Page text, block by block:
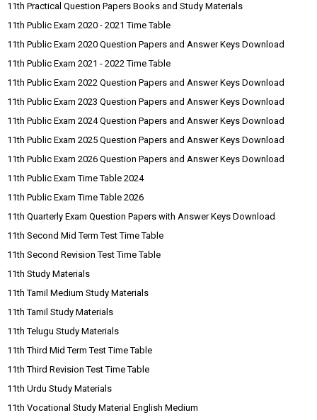
11th Practical Question Papers Books and Study Materials
11th Public Exam 2020 - 2021 Time Table
11th Public Exam 2020 Question Papers and Answer Keys Download
11th Public Exam 2021 - 2022 Time Table
11th Public Exam 2022 Question Papers and Answer Keys Download
11th Public Exam 2023 Question Papers and Answer Keys Download
11th Public Exam 2024 Question Papers and Answer Keys Download
11th Public Exam 2025 Question Papers and Answer Keys Download
11th Public Exam 2026 Question Papers and Answer Keys Download
11th Public Exam Time Table 2024
11th Public Exam Time Table 2026
11th Quarterly Exam Question Papers with Answer Keys Download
11th Second Mid Term Test Time Table
11th Second Revision Test Time Table
11th Study Materials
11th Tamil Medium Study Materials
11th Tamil Study Materials
11th Telugu Study Materials
11th Third Mid Term Test Time Table
11th Third Revision Test Time Table
11th Urdu Study Materials
11th Vocational Study Material English Medium